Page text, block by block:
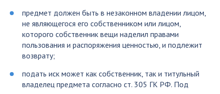
предмет должен быть в незаконном владении лицом,
не являющегося его собственником или лицом,
которого собственник вещи наделил правами
пользования и распоряжения ценностью, и подлежит
возврату;
подать иск может как собственник, так и титульный
владелец предмета согласно ст. 305 ГК РФ. Под